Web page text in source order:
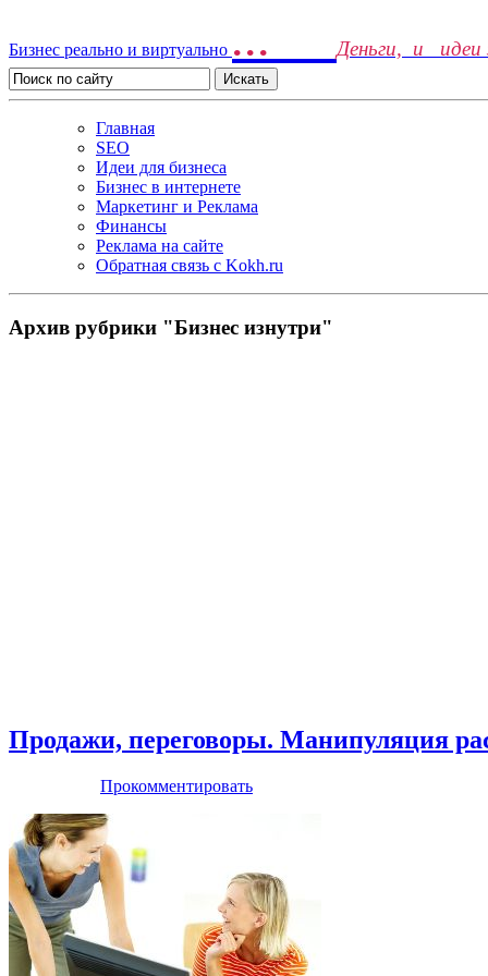
Бизнес реально и виртуально ... Деньги, и идеи
Главная
SEO
Идеи для бизнеса
Бизнес в интернете
Маркетинг и Реклама
Финансы
Реклама на сайте
Обратная связь c Kokh.ru
Архив рубрики "Бизнес изнутри"
Продажи, переговоры. Манипуляция
Прокомментировать